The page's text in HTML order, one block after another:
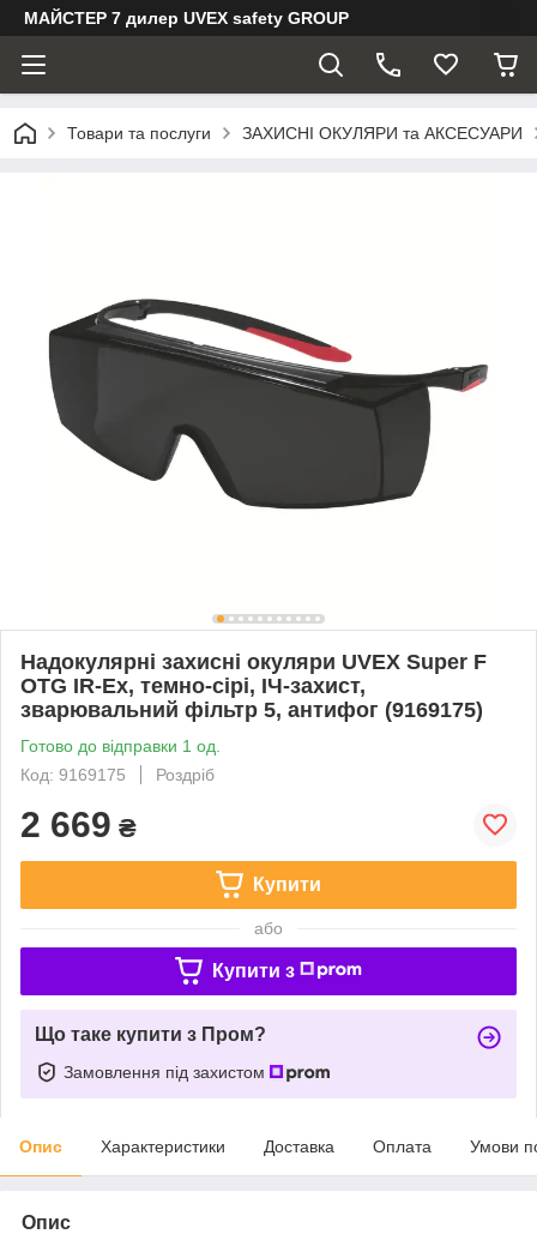
МАЙСТЕР 7 дилер UVEX safety GROUP
Товари та послуги ЗАХИСНІ ОКУЛЯРИ та АКСЕСУАРИ
Надокулярні захисні окуляри UVEX Super F
OTG IR-Ex, темно-сірі, ІЧ-захист,
зварювальний фільтр 5, антифог (9169175)
Готово до відправки 1 од.
Код: 9169175
Роздріб
2 669 ₴
Купити
або
Купити з
Що таке купити з Пром?
Замовлення під захистом
Опис Характеристики Доставка Оплата Умови
Опис